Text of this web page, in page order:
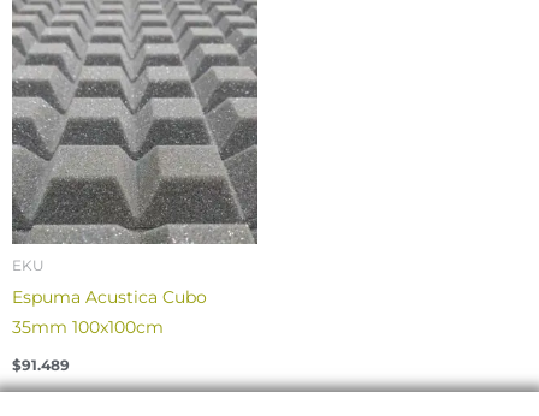
EKU
Espuma Acustica Cubo
35mm 100x100cm
$91.489